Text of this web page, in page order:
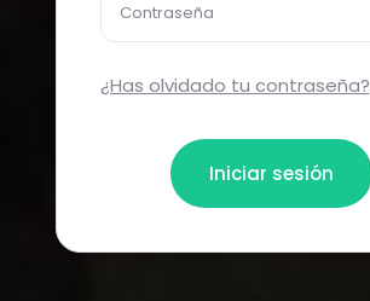
Contraseña
¿Has olvidado tu contraseña?
Iniciar sesión